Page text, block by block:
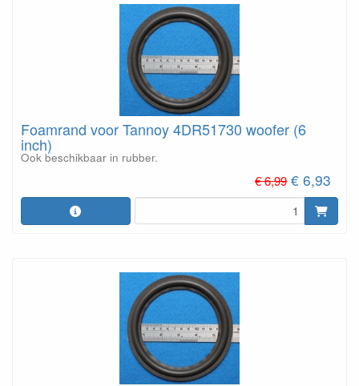
Foamrand voor Tannoy 4DR51730 woofer (6
inch)
Ook beschikbaar in rubber.
€ 6,99 € 6,93